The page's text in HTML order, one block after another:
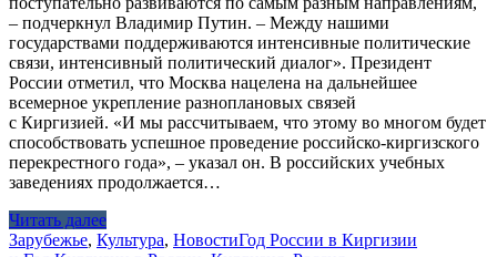
– подчеркнул Владимир Путин. – Между нашими
государствами поддерживаются интенсивные политические
связи, интенсивный политический диалог». Президент
России отметил, что Москва нацелена на дальнейшее
всемерное укрепление разноплановых связей
с Киргизией. «И мы рассчитываем, что этому во многом будет
способствовать успешное проведение российско-киргизского
перекрестного года», – указал он. В российских учебных
заведениях продолжается…
Читать далее
Зарубежье, Культура, НовостиГод России в Киргизии